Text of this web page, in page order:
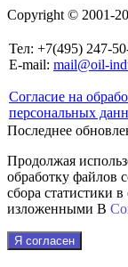
Copyright © 2001-
Тел: +7(495) 247-
E-mail: mail@oil-
Согласие на
персональных
Последнее
Продолжая
обработку файлов
сбора статистики
изложенными В
Я согласен